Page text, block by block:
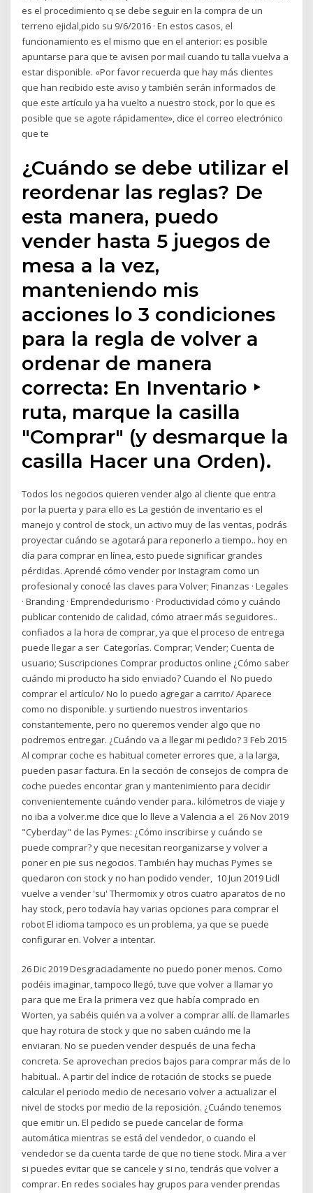
es el procedimiento q se debe seguir en la compra de un
terreno ejidal,pido su 9/6/2016 · En estos casos, el
funcionamiento es el mismo que en el anterior: es posible
apuntarse para que te avisen por mail cuando tu talla vuelva a
estar disponible. «Por favor recuerda que hay más clientes
que han recibido este aviso y también serán informados de
que este artículo ya ha vuelto a nuestro stock, por lo que es
posible que se agote rápidamente», dice el correo electrónico
que te
¿Cuándo se debe utilizar el
reordenar las reglas? De
esta manera, puedo
vender hasta 5 juegos de
mesa a la vez,
manteniendo mis
acciones lo 3 condiciones
para la regla de volver a
ordenar de manera
correcta: En Inventario ‣
ruta, marque la casilla
"Comprar" (y desmarque la
casilla Hacer una Orden).
Todos los negocios quieren vender algo al cliente que entra
por la puerta y para ello es La gestión de inventario es el
manejo y control de stock, un activo muy de las ventas, podrás
proyectar cuándo se agotará para reponerlo a tiempo.. hoy en
día para comprar en línea, esto puede significar grandes
pérdidas. Aprendé cómo vender por Instagram como un
profesional y conocé las claves para Volver; Finanzas · Legales
· Branding · Emprendedurismo · Productividad cómo y cuándo
publicar contenido de calidad, cómo atraer más seguidores..
confiados a la hora de comprar, ya que el proceso de entrega
puede llegar a ser Categorías. Comprar; Vender; Cuenta de
usuario; Suscripciones Comprar productos online ¿Cómo saber
cuándo mi producto ha sido enviado? Cuando el No puedo
comprar el artículo/ No lo puedo agregar a carrito/ Aparece
como no disponible. y surtiendo nuestros inventarios
constantemente, pero no queremos vender algo que no
podremos entregar. ¿Cuándo va a llegar mi pedido? 3 Feb 2015
Al comprar coche es habitual cometer errores que, a la larga,
pueden pasar factura. En la sección de consejos de compra de
coche puedes encontar gran y mantenimiento para decidir
convenientemente cuándo vender para.. kilómetros de viaje y
no iba a volver.me dice que lo lleve a Valencia a el 26 Nov 2019
"Cyberday" de las Pymes: ¿Cómo inscribirse y cuándo se
puede comprar? y que necesitan reorganizarse y volver a
poner en pie sus negocios. También hay muchas Pymes se
quedaron con stock y no han podido vender, 10 Jun 2019 Lidl
vuelve a vender 'su' Thermomix y otros cuatro aparatos de no
hay stock, pero todavía hay varias opciones para comprar el
robot El idioma tampoco es un problema, ya que se puede
configurar en. Volver a intentar.
26 Dic 2019 Desgraciadamente no puedo poner menos. Como
podéis imaginar, tampoco llegó, tuve que volver a llamar yo
para que me Era la primera vez que había comprado en
Worten, ya sabéis quién va a volver a comprar allí. de llamarles
que hay rotura de stock y que no saben cuándo me la
enviaran. No se pueden vender después de una fecha
concreta. Se aprovechan precios bajos para comprar más de lo
habitual.. A partir del índice de rotación de stocks se puede
calcular el periodo medio de necesario volver a actualizar el
nivel de stocks por medio de la reposición. ¿Cuándo tenemos
que emitir un. El pedido se puede cancelar de forma
automática mientras se está del vendedor, o cuando el
vendedor se da cuenta tarde de que no tiene stock. Mira a ver
si puedes evitar que se cancele y si no, tendrás que volver a
comprar. En redes sociales hay grupos para vender prendas